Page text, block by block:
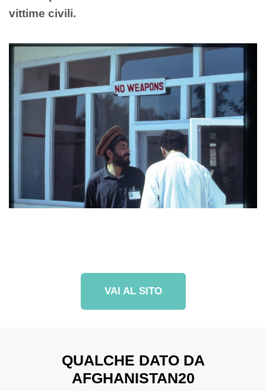
vittime civili.
VAI AL SITO
QUALCHE DATO DA
AFGHANISTAN20